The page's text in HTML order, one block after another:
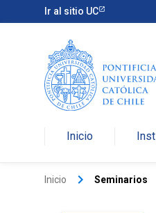
Ir al sitio UC
Inicio
Inicio keyboard_arrow_right Seminarios